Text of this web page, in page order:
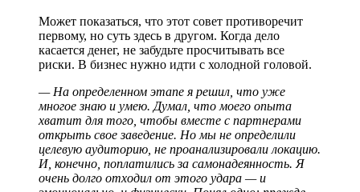
Может показаться, что этот совет противоречит
первому, но суть здесь в другом. Когда дело
касается денег, не забудьте просчитывать все
риски. В бизнес нужно идти с холодной головой.
— На определенном этапе я решил, что уже
многое знаю и умею. Думал, что моего опыта
хватит для того, чтобы вместе с партнерами
открыть свое заведение. Но мы не определили
целевую аудиторию, не проанализировали локацию.
И, конечно, поплатились за самонадеянность. Я
очень долго отходил от этого удара — и